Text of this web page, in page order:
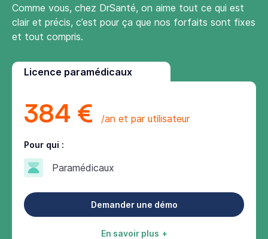
Comme vous, chez DrSanté, on aime tout ce qui est
clair et précis, c’est pour ça que nos forfaits sont fixes
et tout compris.
Licence paramédicaux
384 € /an et par utilisateur
Pour qui :
Paramédicaux
Demander une démo
En savoir plus